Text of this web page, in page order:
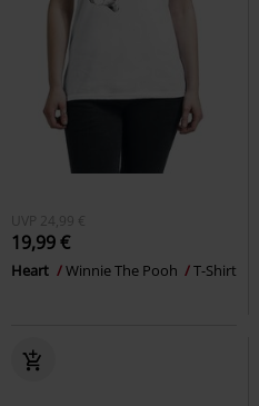
UVP 24,99 €
19,99 €
Heart Winnie The Pooh T-Shirt